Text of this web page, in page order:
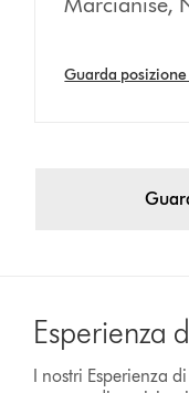
Guarda
Esperienza
I nostri Esperienza